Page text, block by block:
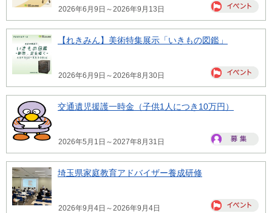
2026年6月9日～2026年9月13日
【れきみん】美術特集展示「いきもの図鑑」
2026年6月9日～2026年8月30日
交通遺児援護一時金（子供1人につき10万円）
2026年5月1日～2027年8月31日
埼玉県家庭教育アドバイザー養成研修
2026年9月4日～2026年9月4日